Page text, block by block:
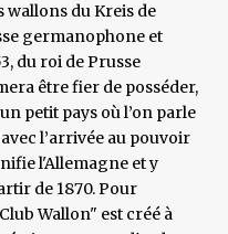
wallons du Kreis de
germanophone et
du roi de Prusse
être fier de posséder,
petit pays où l’on parle
l’arrivée au pouvoir
l'Allemagne et y
de 1870. Pour
Wallon" est créé à